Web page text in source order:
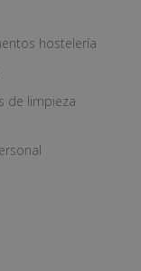
hostelería
de limpieza